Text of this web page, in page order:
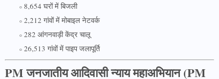
8,654 घरों में बिजली
2,212 गांवों में मोबाइल नेटवर्क
282 आंगनवाड़ी केंद्र चालू
26,513 गांवों में पाइप जलापूर्ति
PM जनजातीय आदिवासी न्याय महाअभियान (PM